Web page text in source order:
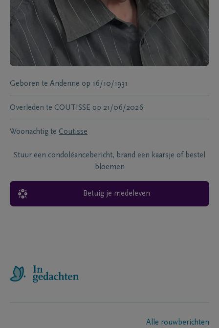
Geboren te Andenne op 16/10/1931
Overleden te COUTISSE op 21/06/2026
Woonachtig te Coutisse
Stuur een condoléancebericht, brand een kaarsje of bestel
bloemen
Betuig je medeleven
Alle rouwberichten